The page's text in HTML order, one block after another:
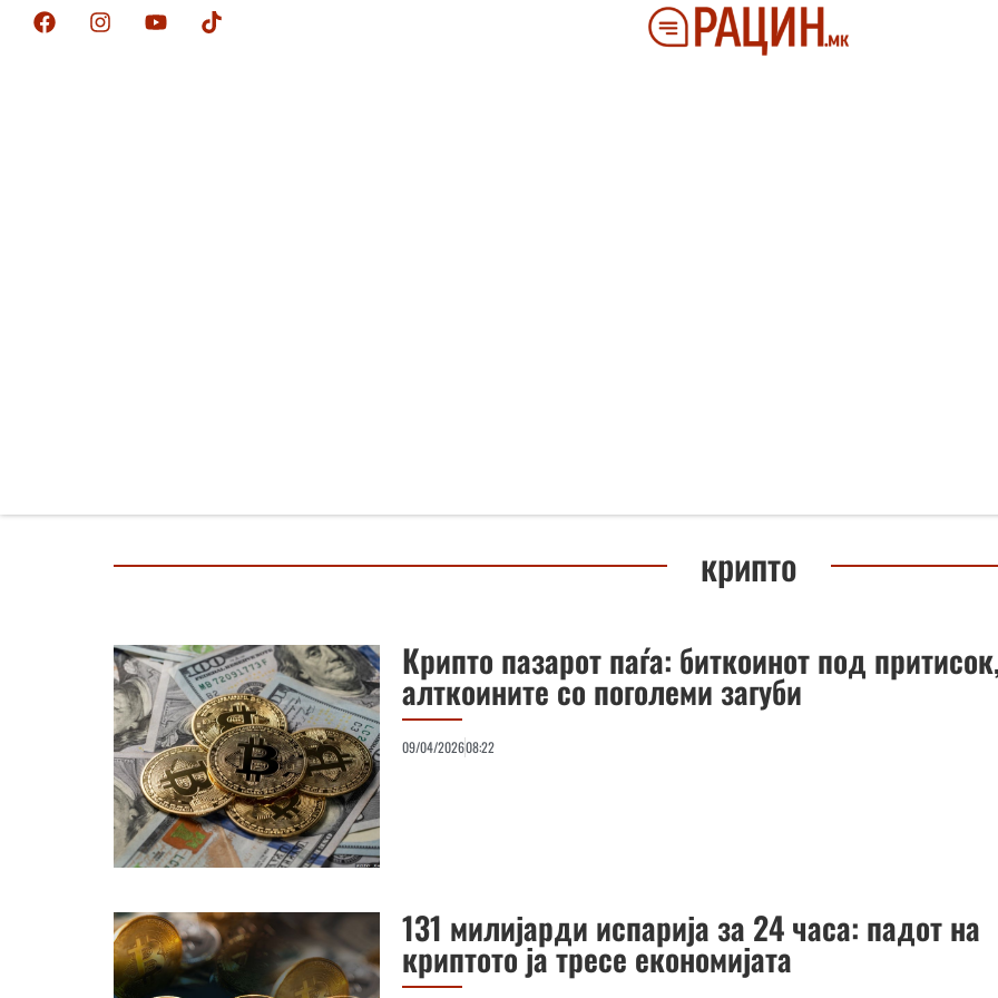
крипто
Крипто пазарот паѓа: биткоинот под
алткоините со поголеми загуби
09/04/202608:22
131 милијарди испарија за 24 часа: падот на
криптото ја тресе економијата